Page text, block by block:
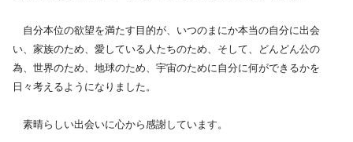
自分本位の欲望を満たす目的が、いつのまにか本当の自分に出会
い、家族のため、愛している人たちのため、そして、どんどん公の
為、世界のため、地球のため、宇宙のために自分に何ができるかを
日々考えるようになりました。
素晴らしい出会いに心から感謝しています。